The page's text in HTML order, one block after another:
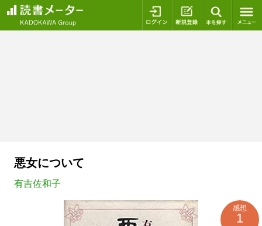
ログイン 新規登録
悪女について
有吉佐和子
感想
1